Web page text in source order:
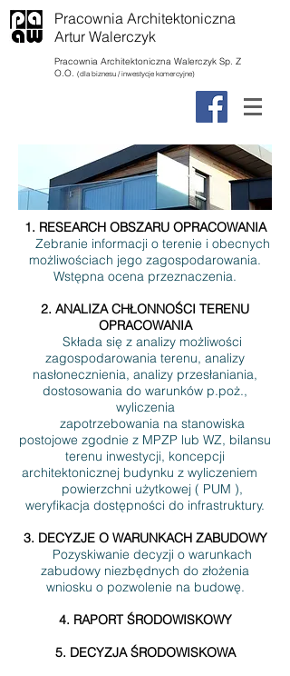
Pracownia Architektoniczna
Artur Walerczyk
Pracownia Architektoniczna Walerczyk Sp. Z
O.O. (dla biznesu / inwestycje komercyjne)
1. RESEARCH OBSZARU OPRACOWANIA
Zebranie informacji o terenie i obecnych
możliwościach jego zagospodarowania.
Wstępna ocena przeznaczenia.
2. ANALIZA CHŁONNOŚCI TERENU
OPRACOWANIA
Składa się z analizy możliwości
zagospodarowania terenu, analizy
nasłonecznienia, analizy przesłaniania,
dostosowania do warunków p.poż.,
wyliczenia
zapotrzebowania na stanowiska
postojowe zgodnie z MPZP lub WZ, bilansu
terenu inwestycji, koncepcji
architektonicznej budynku z wyliczeniem
powierzchni użytkowej ( PUM ),
weryfikacja dostępności do infrastruktury.
3. DECYZJE O WARUNKACH ZABUDOWY
Pozyskiwanie decyzji o warunkach
zabudowy niezbędnych do złożenia
wniosku o pozwolenie na budowę.
4. RAPORT ŚRODOWISKOWY
5. DECYZJA ŚRODOWISKOWA